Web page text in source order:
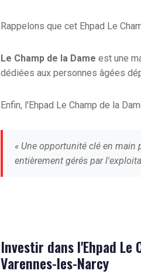
Rappelons que cet Ehpad Le
Le Champ de la Dame est une
dédiées aux personnes âgées
Enfin, l'Ehpad Le Champ de la
« Une opportunité clé en main
entièrement gérés par
Investir dans l'Ehpad Le
Varennes-les-Narcy